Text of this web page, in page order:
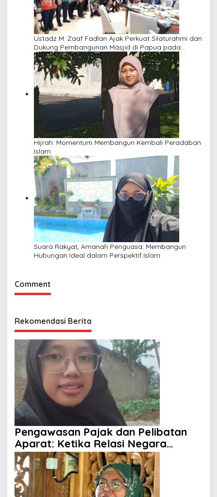
Ustadz M. Zaaf Fadlan Ajak Perkuat Silaturahmi dan
Dukung Pembangunan Masjid di Papua pada
Pengajian Yayasan Alimbas Insan Cita
Hijrah: Momentum Membangun Kembali Peradaban
Islam
Suara Rakyat, Amanah Penguasa: Membangun
Hubungan Ideal dalam Perspektif Islam
Comment
Rekomendasi Berita
Pengawasan Pajak dan Pelibatan
Aparat: Ketika Relasi Negara
dengan Rakyat Dipertanyakan